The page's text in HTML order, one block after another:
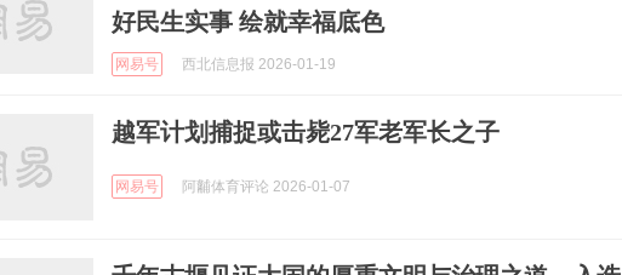
好民生实事 绘就幸福底色
网易号 西北信息报 2026-01-19
越军计划捕捉或击毙27军老军长之子
网易号 阿黼体育评论 2026-01-07